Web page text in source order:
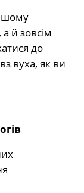
й зовсім
до
вуха, як ви